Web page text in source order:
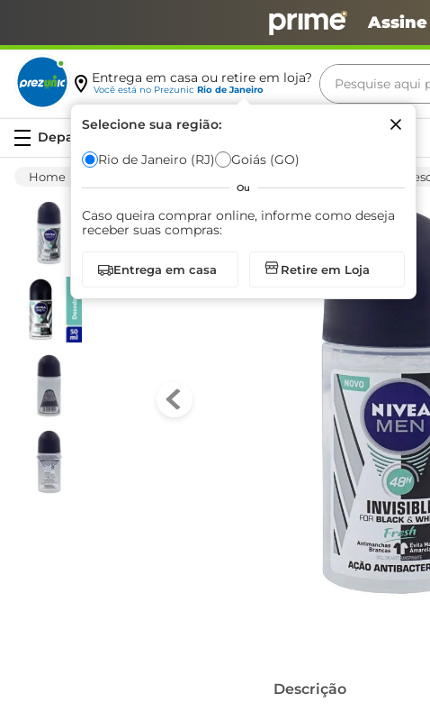
Entrega em casa ou retire em loja?
Você está no Prezunic Rio de Janeiro
Selecione sua região:
Rio de Janeiro (RJ) Goiás (GO)
Ou
Caso queira comprar online, informe como deseja
receber suas compras:
Entrega em casa Retire em Loja
Pesquise aqui
Descrição
Termos mais
café
arroz
iogurte
papel
cerveja